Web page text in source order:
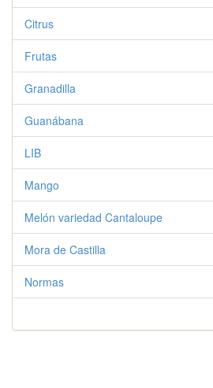
Citrus
Frutas
Granadilla
Guanábana
LIB
Mango
Melón variedad Cantaloupe
Mora de Castilla
Normas